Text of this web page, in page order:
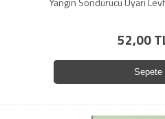
52,00
Sepete